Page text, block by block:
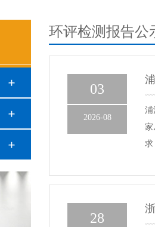
环评检测报告公
03
2026-08
浦
家
求
28